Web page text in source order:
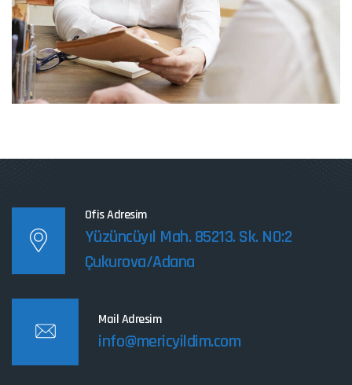
Ofis Adresim
Yüzüncüyıl Mah. 85213. Sk. NO:2
Çukurova/Adana
Mail Adresim
info@mericyildim.com